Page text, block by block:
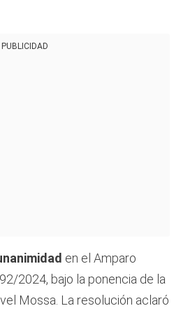
PUBLICIDAD
en el Amparo
2024, bajo la ponencia de la
Mossa. La resolución aclaró